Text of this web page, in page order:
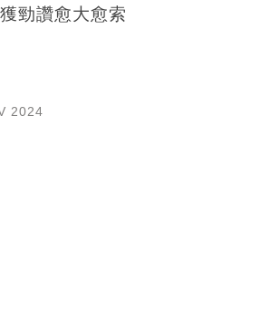
勁讚愈大愈索
2024